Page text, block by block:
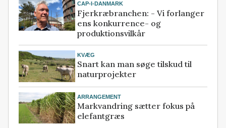
CAP-I-DANMARK
Fjerkræbranchen: - Vi forlanger
ens konkurrence- og
produktionsvilkår
KVÆG
Snart kan man søge tilskud til
naturprojekter
ARRANGEMENT
Markvandring sætter fokus på
elefantgræs